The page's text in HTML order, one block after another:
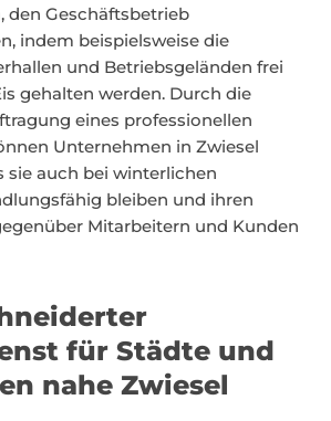
den Geschäftsbetrieb
indem beispielsweise die
und Betriebsgeländen frei
gehalten werden. Durch die
eines professionellen
Unternehmen in Zwiesel
sie auch bei winterlichen
bleiben und ihren
Mitarbeitern und Kunden
für Städte und
nahe Zwiesel